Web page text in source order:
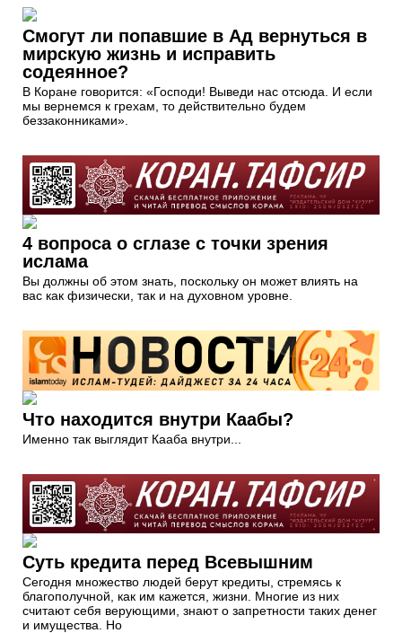
Смогут ли попавшие в Ад вернуться в
мирскую жизнь и исправить
содеянное?
В Коране говорится: «Господи! Выведи нас отсюда. И если
мы вернемся к грехам, то действительно будем
беззаконниками».
4 вопроса о сглазе с точки зрения
ислама
Вы должны об этом знать, поскольку он может влиять на
вас как физически, так и на духовном уровне.
Что находится внутри Каабы?
Именно так выглядит Кааба внутри...
Суть кредита перед Всевышним
Сегодня множество людей берут кредиты, стремясь к
благополучной, как им кажется, жизни. Многие из них
считают себя верующими, знают о запретности таких денег
и имущества. Но